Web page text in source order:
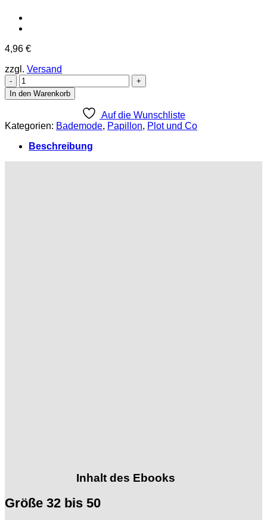
4,96 €
zzgl. Versand
Papillon
Druckdesign
Schwarz-
[Digital]
Menge
In den Warenkorb
Auf die Wunschliste
Kategorien: Bademode, Papillon, Plot und Co
Beschreibung
Inhalt des Ebooks
Größe 32 bis 50